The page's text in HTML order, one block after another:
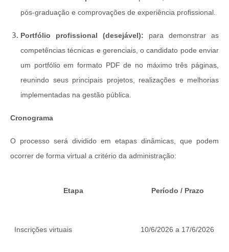
pós-graduação e comprovações de experiência profissional.
Portfólio profissional (desejável): para demonstrar as
competências técnicas e gerenciais, o candidato pode enviar
um portfólio em formato PDF de no máximo três páginas,
reunindo seus principais projetos, realizações e melhorias
implementadas na gestão pública.
Cronograma
O processo será dividido em etapas dinâmicas, que podem
ocorrer de forma virtual a critério da administração:
Etapa Período / Prazo
Inscrições virtuais 10/6/2026 a 17/6/2026